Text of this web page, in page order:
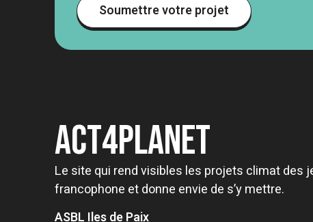
Soumettre votre projet
Act4Planet
Le site qui rend visibles les projets climat des
francophone et donne envie de s’y mettre.
ASBL Iles de Paix